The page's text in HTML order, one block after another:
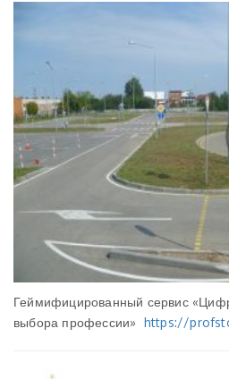
Геймифицированный сервис
выбора профессии» https://